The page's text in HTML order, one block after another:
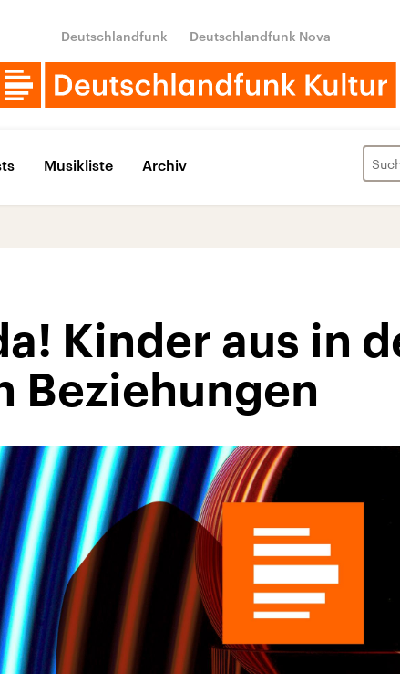
Deutschlandfunk Deutschlandfunk Nova
Musikliste Archiv
Kinder aus in
Beziehungen